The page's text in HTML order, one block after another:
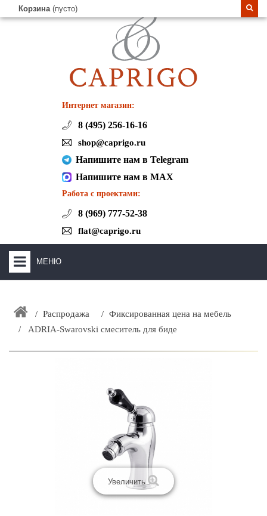
Корзина (пусто)
Интернет магазин:
8 (495) 256-16-16
shop@caprigo.ru
Напишите нам в Telegram
Напишите нам в MAX
Работа с проектами:
8 (969) 777-52-38
flat@caprigo.ru
МЕНЮ
ЗАКАЗАТЬ РАСЧЕТ КУХНИ CAPRIGO
Распродажа
Фиксированная цена на мебель
ADRIA-Swarovski смеситель для биде
Увеличить